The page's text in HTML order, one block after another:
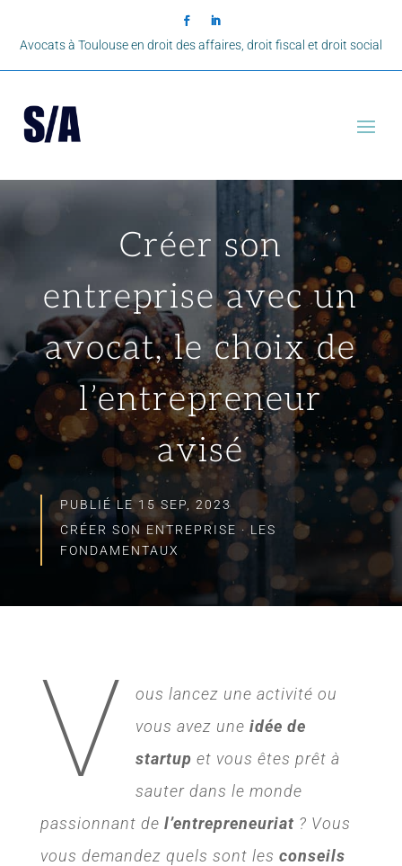
Avocats à Toulouse en droit des affaires, droit fiscal et droit social
Créer son
entreprise avec un
avocat, le choix de
l’entrepreneur
avisé
PUBLIÉ LE 15 SEP, 2023
CRÉER SON ENTREPRISE · LES
FONDAMENTAUX
V
ous lancez une activité ou
vous avez une idée de
startup et vous êtes prêt à
sauter dans le monde
passionnant de l’entrepreneuriat ? Vous
vous demandez quels sont les conseils